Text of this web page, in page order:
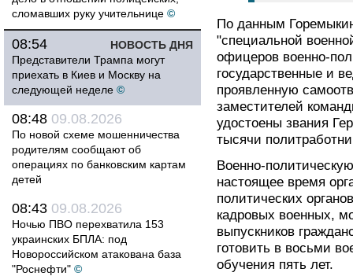
сломавших руку учительнице ©
НОВОСТЬ ДНЯ
08:54
Представители Трампа могут
приехать в Киев и Москву на
следующей неделе ©
08:48 09.08.2026
По новой схеме мошенничества
родителям сообщают об
операциях по банковским картам
детей
08:43 09.08.2026
Ночью ПВО перехватила 153
украинских БПЛА: под
Новороссийском атакована база
"Роснефти" ©
По данным
"специальной
офицеров военно-
государственные и
проявленную
заместителей
удостоены звания
тысячи
Военно-
настоящее время
политических
кадровых военных,
выпускников
готовить в восьми
обучения пять лет.